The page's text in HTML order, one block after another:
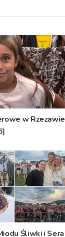
w Rzezawie
Śliwki i Sera